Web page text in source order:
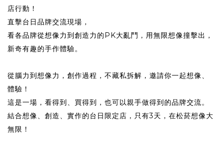
店行動！
直擊台日品牌交流現場，
看各品牌從想像力到創造力的PK大亂鬥，用無限想像撞擊出，
新奇有趣的手作體驗。
從腦力到想像力，創作過程，不藏私拆解，邀請你一起想像、
體驗！
這是一場，看得到、買得到，也可以親手做得到的品牌交流。
結合想像、創造、實作的台日限定店，只有3天，在松菸想像大
無限！